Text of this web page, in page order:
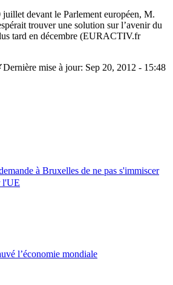
devant le Parlement européen, M.
trouver une solution sur l’avenir du
tard en décembre (EURACTIV.fr
Dernière mise à jour: Sep 20, 2012 - 15:48
à Bruxelles de ne pas s'immiscer
l'UE
l’économie mondiale